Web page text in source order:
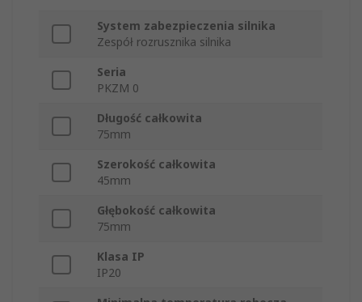
System zabezpieczenia silnika
Zespół rozrusznika silnika
Seria
PKZM 0
Długość całkowita
75mm
Szerokość całkowita
45mm
Głębokość całkowita
75mm
Klasa IP
IP20